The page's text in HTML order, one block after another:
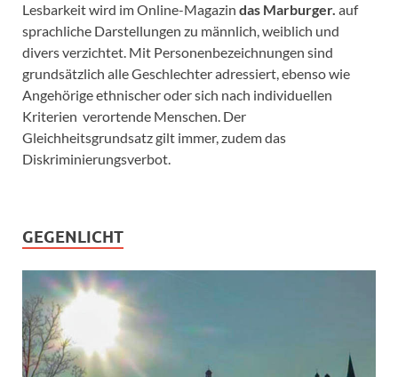
Lesbarkeit wird im Online-Magazin das Marburger. auf
sprachliche Darstellungen zu männlich, weiblich und
divers verzichtet. Mit Personenbezeichnungen sind
grundsätzlich alle Geschlechter adressiert, ebenso wie
Angehörige ethnischer oder sich nach individuellen
Kriterien verortende Menschen. Der
Gleichheitsgrundsatz gilt immer, zudem das
Diskriminierungsverbot.
GEGENLICHT